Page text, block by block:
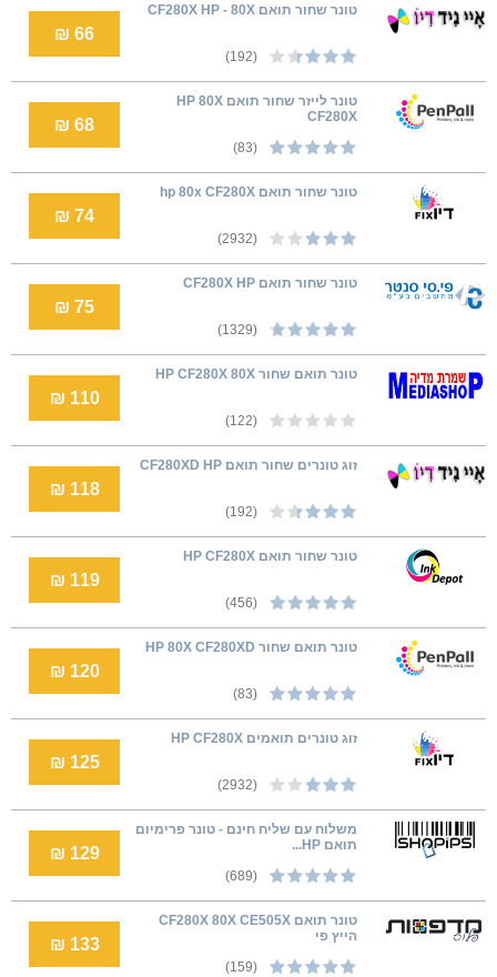
טונר שחור תואם CF280X HP - 80X
(192)
66 ₪
טונר לייזר ‏שחור תואם HP 80X
CF280X
(83)
68 ₪
טונר שחור תואם hp 80x CF280X
(2932)
74 ₪
טונר שחור תואם CF280X HP
(1329)
75 ₪
טונר תואם שחור HP CF280X 80X
(122)
110 ₪
זוג טונרים שחור תואם CF280XD HP
(192)
118 ₪
טונר שחור תואם HP CF280X
(456)
119 ₪
‏טונר תואם שחור HP 80X CF280XD
(83)
120 ₪
זוג טונרים תואמים HP CF280X
(2932)
125 ₪
משלוח עם שליח חינם - טונר פרימיום
תואם HP...
(689)
129 ₪
טונר תואם CF280X 80X CE505X
הייץ פי
(159)
133 ₪